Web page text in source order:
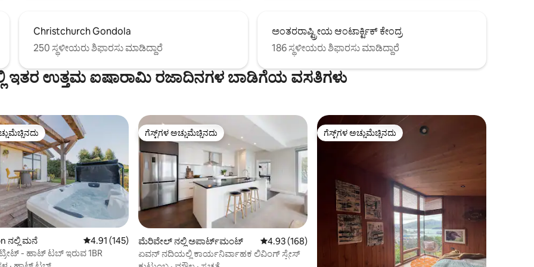
Christchurch Gondola
250 ಸ್ಥಳೀಯರು ಶಿಫಾರಸು ಮಾಡಿದ್ದಾರೆ
ಅಂತರರಾಷ್ಟ್ರೀಯ ಆಂಟಾರ್ಕ್ಟಿಕ್ ಕೇಂದ್ರ
186 ಸ್ಥಳೀಯರು ಶಿಫಾರಸು ಮಾಡಿದ್ದಾರೆ
ಇತರ ಉತ್ತಮ ಐಷಾರಾಮಿ ರಜಾದಿನಗಳ ಬಾಡಿಗೆಯ ವಸತಿಗಳು
135 ವಿಮರ್ಶೆಗಳು
ನಲ್ಲಿ ಮನೆ 5 ರಲ್ಲಿ 4.91 ಸರಾಸರಿ ರೇಟಿಂಗ್, 145 ವಿಮರ್ಶೆಗಳು
4.91 (145)
- ಹಾಟ್ ಟಬ್ ‌ಇರುವ 1BR
ಗೆಸ್ಟ್‌ಗಳ ಅಚ್ಚುಮೆಚ್ಚಿನದು
ಗೆಸ್ಟ್‌ಗಳ ಅಚ್ಚುಮೆಚ್ಚಿನದು
ಮೆರಿವೇಲ್ ನಲ್ಲಿ ಅಪಾರ್ಟ್‌ಮಂಟ್ 5 ರಲ್ಲಿ 4.93 ಸರಾಸರಿ ರೇಟಿಂಗ್, 168 ವಿಮರ್ಶೆಗಳು
4.93 (168)
ಏವನ್ ನದಿಯಲ್ಲಿ ಕಾರ್ಯನಿರ್ವಾಹಕ ಲಿವಿಂಗ್ ಸ್ಪೇಸ್
ಗೆಸ್ಟ್‌ಗಳ ಅಚ್ಚುಮೆಚ್ಚಿನದು
ಗೆಸ್ಟ್‌ಗಳ ಅಚ್ಚುಮೆಚ್ಚಿನದು